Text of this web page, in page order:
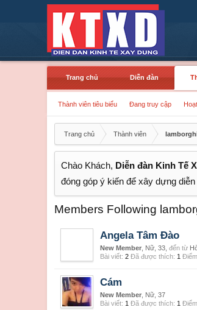
Trang chủ
Diễn đàn
Thành viên tiêu biểu Đang truy cập
Trang chủ Thành viên
Chào Khách, Diễn đàn Kinh Tế
đóng góp ý kiến để xây dựng
Members Following
Angela Tâm Đào
New Member , Nữ, 33, đến từ
Bài viết: 2 Đã được thích: 1
Cám
New Member , Nữ, 37
Bài viết: 1 Đã được thích: 1